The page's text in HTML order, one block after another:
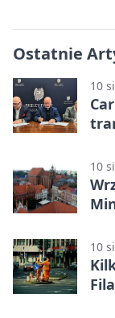
Ostatnie
10
10
10